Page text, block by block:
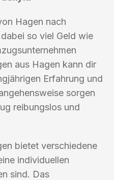
Hagen nach
so viel Geld wie
aus Hagen kann dir
Erfahrung und
sorgen
reibungslos und
bietet verschiedene
individuellen
sind. Das